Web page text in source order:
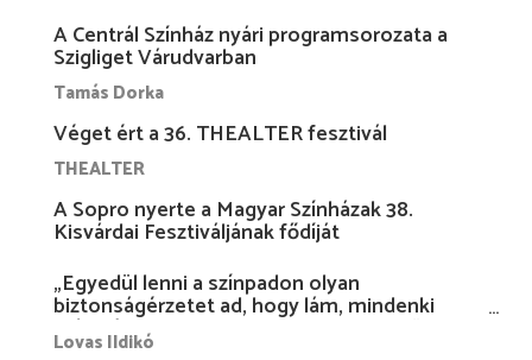
A Centrál Színház nyári programsorozata a
Szigliget Várudvarban
Tamás Dorka
Véget ért a 36. THEALTER fesztivál
THEALTER
A Sopro nyerte a Magyar Színházak 38.
Kisvárdai Fesztiváljának fődíját
„Egyedül lenni a színpadon olyan
biztonságérzetet ad, hogy lám, mindenki
más nélkül is megvagyok magammal…”
Lovas Ildikó